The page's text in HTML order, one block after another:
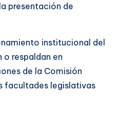
presentación de
institucional del
o respaldan en
de la Comisión
facultades legislativas